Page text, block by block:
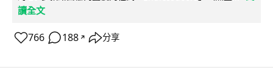
讀全文
766 188 ↗ 分享